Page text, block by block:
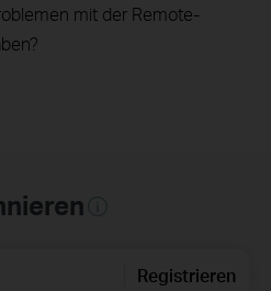
mit der Remote-
Registrieren